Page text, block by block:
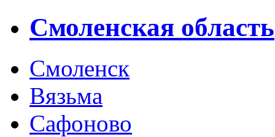
Смоленская область
Смоленск
Вязьма
Сафоново